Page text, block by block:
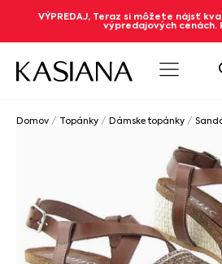
VÝPREDAJ, Teraz si môžete nájsť
výpredajových cenách.
Domov / Topánky / Dámske topánky /